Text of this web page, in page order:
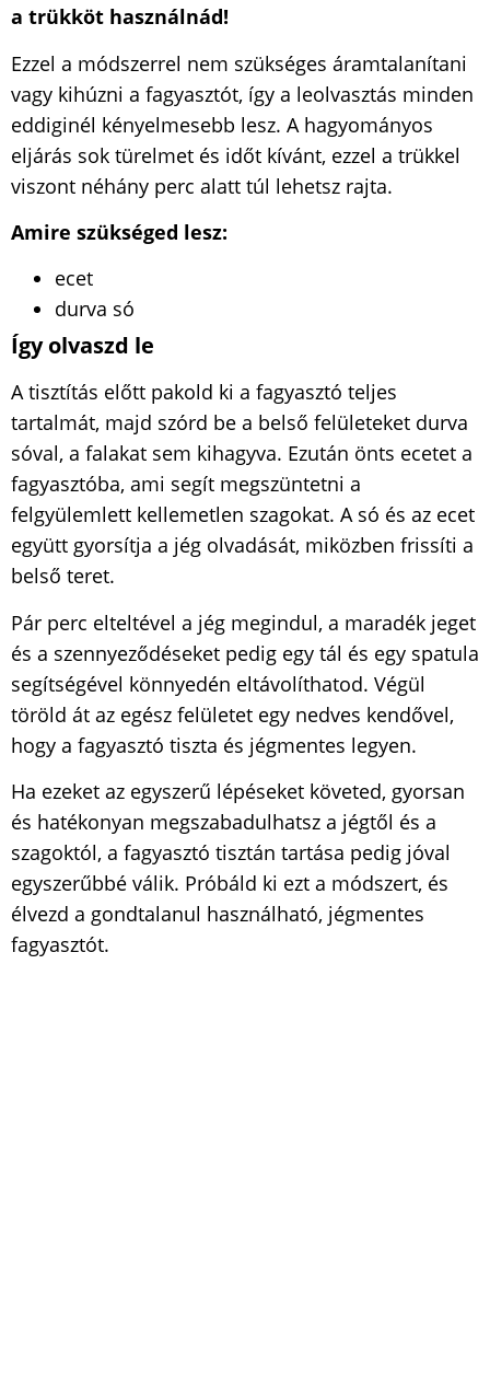
a trükköt használnád!
Ezzel a módszerrel nem szükséges áramtalanítani
vagy kihúzni a fagyasztót, így a leolvasztás minden
eddiginél kényelmesebb lesz. A hagyományos
eljárás sok türelmet és időt kívánt, ezzel a trükkel
viszont néhány perc alatt túl lehetsz rajta.
Amire szükséged lesz:
ecet
durva só
Így olvaszd le
A tisztítás előtt pakold ki a fagyasztó teljes
tartalmát, majd szórd be a belső felületeket durva
sóval, a falakat sem kihagyva. Ezután önts ecetet a
fagyasztóba, ami segít megszüntetni a
felgyülemlett kellemetlen szagokat. A só és az ecet
együtt gyorsítja a jég olvadását, miközben frissíti a
belső teret.
Pár perc elteltével a jég megindul, a maradék jeget
és a szennyeződéseket pedig egy tál és egy spatula
segítségével könnyedén eltávolíthatod. Végül
töröld át az egész felületet egy nedves kendővel,
hogy a fagyasztó tiszta és jégmentes legyen.
Ha ezeket az egyszerű lépéseket követed, gyorsan
és hatékonyan megszabadulhatsz a jégtől és a
szagoktól, a fagyasztó tisztán tartása pedig jóval
egyszerűbbé válik. Próbáld ki ezt a módszert, és
élvezd a gondtalanul használható, jégmentes
fagyasztót.